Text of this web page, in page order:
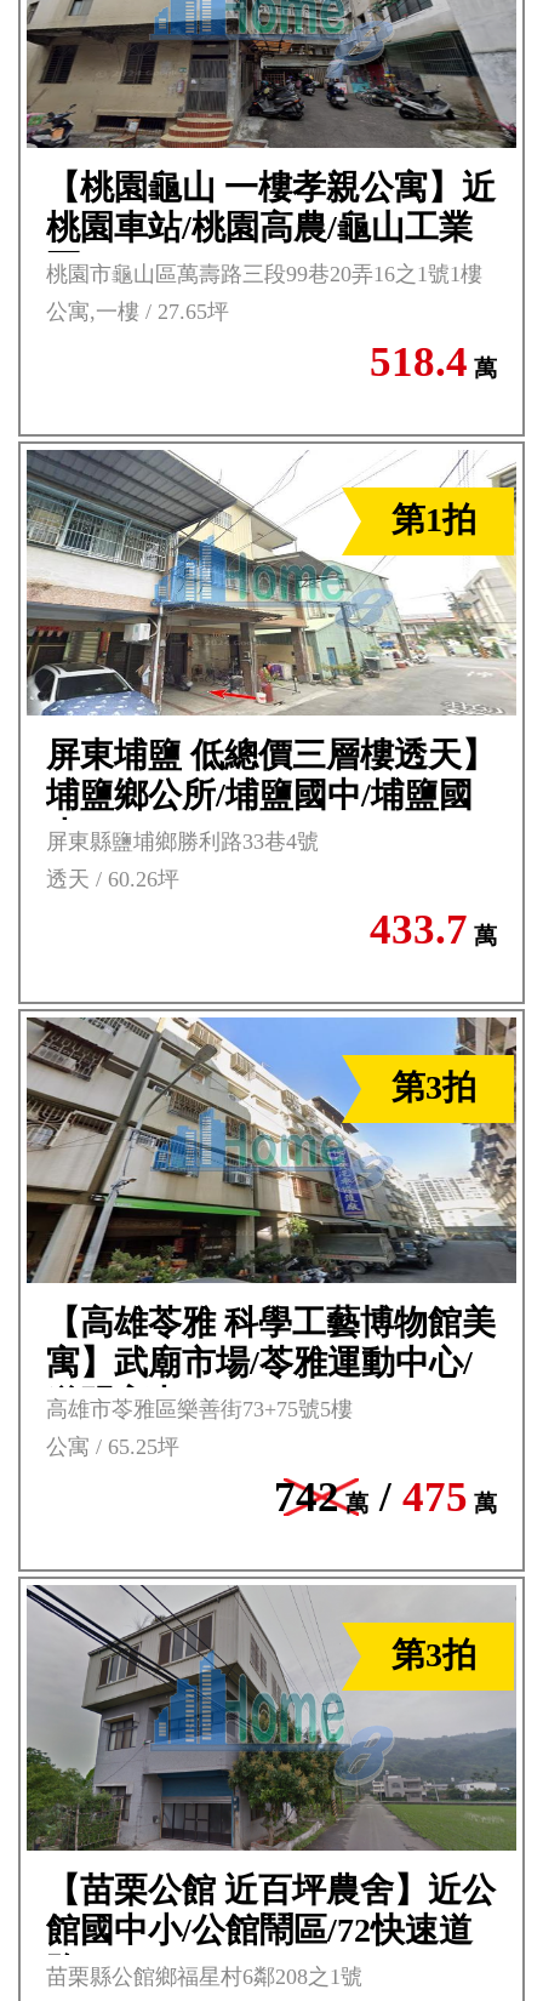
【桃園龜山 一樓孝親公寓】近
桃園車站/桃園高農/龜山工業
區***
桃園市龜山區萬壽路三段99巷20弄16之1號1樓
公寓,一樓 / 27.65坪
518.4 萬
第1拍
屏東埔鹽 低總價三層樓透天】
埔鹽鄉公所/埔鹽國中/埔鹽國
小*
屏東縣鹽埔鄉勝利路33巷4號
透天 / 60.26坪
433.7 萬
第3拍
【高雄苓雅 科學工藝博物館美
寓】武廟市場/苓雅運動中心/
道明高中**
高雄市苓雅區樂善街73+75號5樓
公寓 / 65.25坪
742 萬 /475 萬
第3拍
【苗栗公館 近百坪農舍】近公
館國中小/公館鬧區/72快速道
路***
苗栗縣公館鄉福星村6鄰208之1號